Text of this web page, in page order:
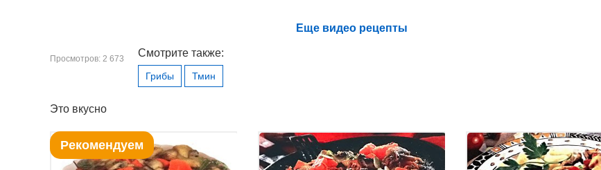
Еще видео рецепты
Просмотров: 2 673 Смотрите также:
Грибы Тмин
Это вкусно
Рекомендуем